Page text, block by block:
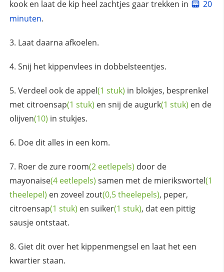
kook en laat de kip heel zachtjes gaar trekken in
20
minuten.
Laat daarna afkoelen.
Snij het kippenvlees in dobbelsteentjes.
Verdeel ook deappel(1 stuk) in blokjes, besprenkel
met citroensap(1 stuk) en snij deaugurk(1 stuk) en de
olijven(10) in stukjes.
Doe dit alles in een kom.
Roer de zure room(2 eetlepels) door de
mayonaise(4 eetlepels) samen met de mierikswortel(1
theelepel) en zoveel zout(0,5 theelepels), peper,
citroensap(1 stuk) en suiker(1 stuk), dat een pittig
sausje ontstaat.
Giet dit over het kippenmengsel en laat het een
kwartier staan.